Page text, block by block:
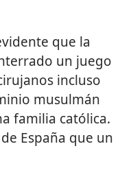
que la
un juego
incluso
musulmán
familia católica.
España que un